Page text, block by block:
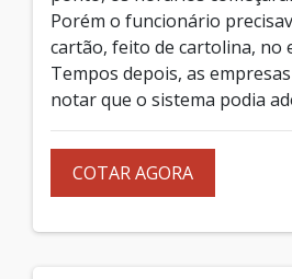
Porém o funcionário
cartão, feito de cartolina, no
Tempos depois, as
notar que o sistema podia
COTAR AGORA